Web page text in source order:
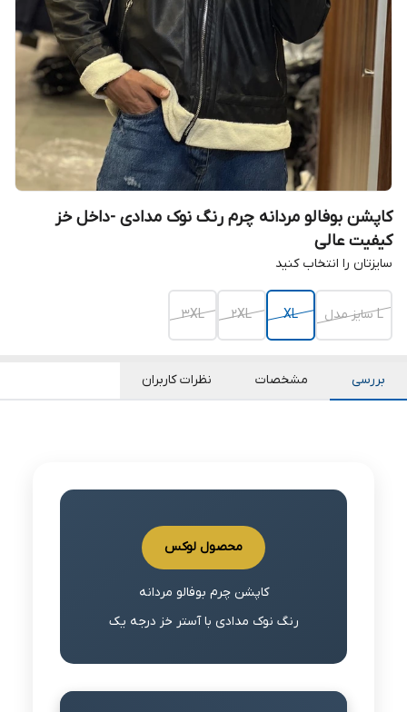
کاپشن بوفالو مردانه چرم رنگ نوک مدادی -داخل خز
کیفیت عالی
سایزتان را انتخاب کنید
L سایز مدل XL
2XL
3XL
بررسی مشخصات نظرات کاربران
محصول لوکس
کاپشن چرم بوفالو مردانه
رنگ نوک مدادی با آستر خز درجه یک